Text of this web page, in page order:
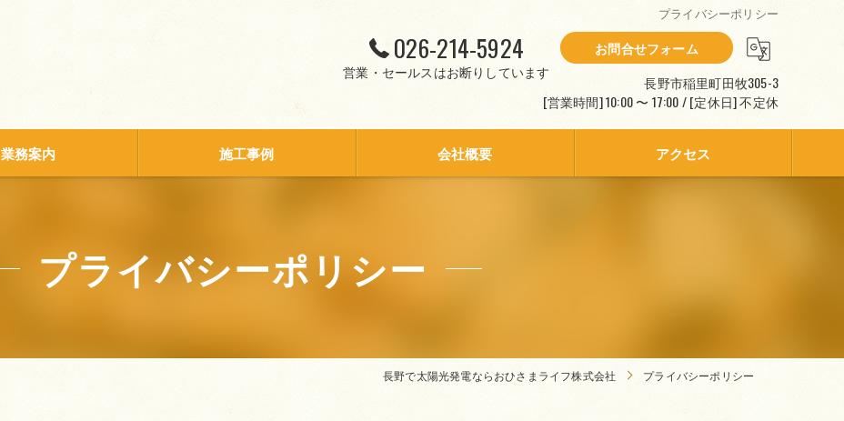
プライバシーポリシー
026-214-5924
営業・セールスはお断りしています
お問合せフォーム
長野市稲里町田牧305-3
[営業時間] 10:00 〜 17:00 / [定休日] 不定休
業務案内 施工事例 会社概要 アクセス
プライバシーポリシー
長野で太陽光発電ならおひさまライフ株式会社 プライバシーポリシー